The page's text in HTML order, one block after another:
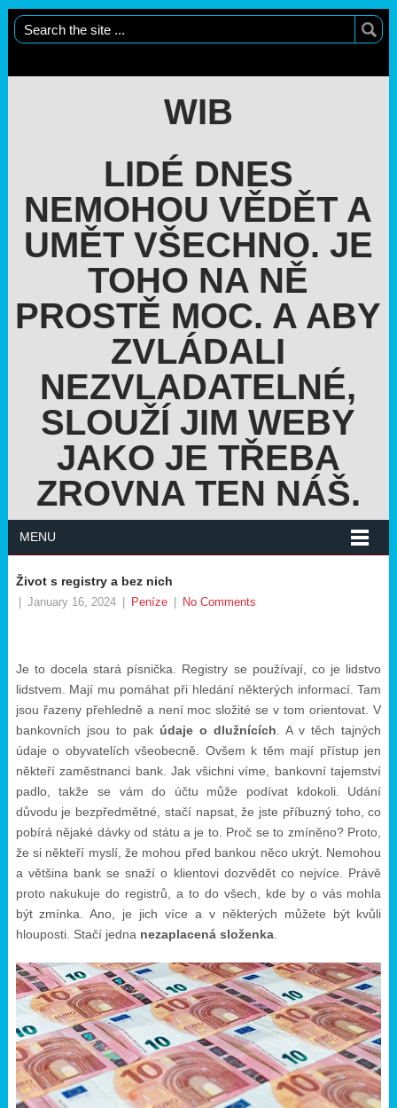
WIB
LIDÉ DNES
NEMOHOU VĚDĚT A
UMĚT VŠECHNO. JE
TOHO NA NĚ
PROSTĚ MOC. A ABY
ZVLÁDALI
NEZVLADATELNÉ,
SLOUŽÍ JIM WEBY
JAKO JE TŘEBA
ZROVNA TEN NÁŠ.
MENU
Život s registry a bez nich
January 16, 2024 Peníze No Comments
Je to docela stará písnička. Registry se používají, co je lidstvo
lidstvem. Mají mu pomáhat při hledání některých informací. Tam
jsou řazeny přehledně a není moc složité se v tom orientovat. V
bankovních jsou to pak údaje o dlužnících . A v těch tajných
údaje o obyvatelích všeobecně. Ovšem k těm mají přístup jen
někteří zaměstnanci bank. Jak všichni víme, bankovní tajemství
padlo, takže se vám do účtu může podívat kdokoli. Udání
důvodu je bezpředmětné, stačí napsat, že jste příbuzný toho, co
pobírá nějaké dávky od státu a je to. Proč se to zmíněno? Proto,
že si někteří myslí, že mohou před bankou něco ukrýt. Nemohou
a většina bank se snaží o klientovi dozvědět co nejvíce. Právě
proto nakukuje do registrů, a to do všech, kde by o vás mohla
být zmínka. Ano, je jich více a v některých můžete být kvůli
hlouposti. Stačí jedna nezaplacená složenka.